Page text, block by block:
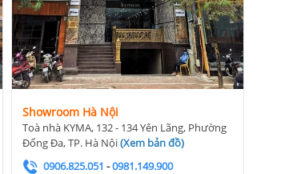
Showroom Hà Nội
Toà nhà KYMA, 132 - 134 Yên Lãng, Phường
Đống Đa, TP. Hà Nội(Xem bản đồ)
0906.825.051 -0981.149.900